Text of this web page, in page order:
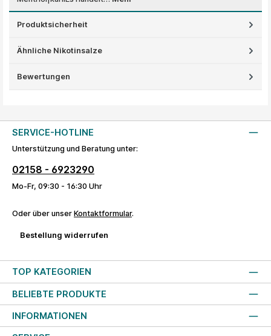
Produktsicherheit
Ähnliche Nikotinsalze
Bewertungen
SERVICE-HOTLINE
Unterstützung und Beratung unter:
02158 - 6923290
Mo-Fr, 09:30 - 16:30 Uhr
Oder über unser Kontaktformular.
Bestellung widerrufen
TOP KATEGORIEN
BELIEBTE PRODUKTE
INFORMATIONEN